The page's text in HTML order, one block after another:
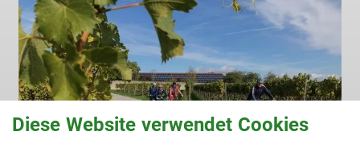
Diese Website verwendet Cookies